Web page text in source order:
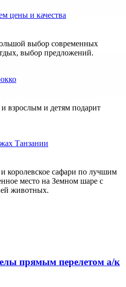
цены и качества
выбор современных
выбор предложений.
взрослым и детям подарит
Танзании
королевское сафари по лучшим
место на Земном шаре с
животных.
прямым перелетом а/к